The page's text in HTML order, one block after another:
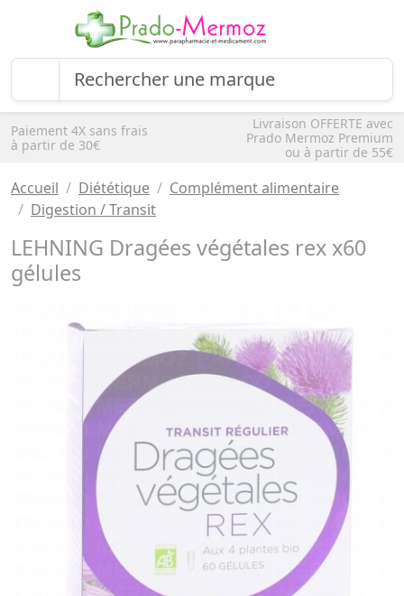
Paiement 4X sans frais
à partir de 30€
Livraison OFFERTE avec
Prado Mermoz Premium
ou à partir de 55€
Accueil Diététique
Complément alimentaire
Digestion / Transit
LEHNING Dragées végétales rex x60
gélules